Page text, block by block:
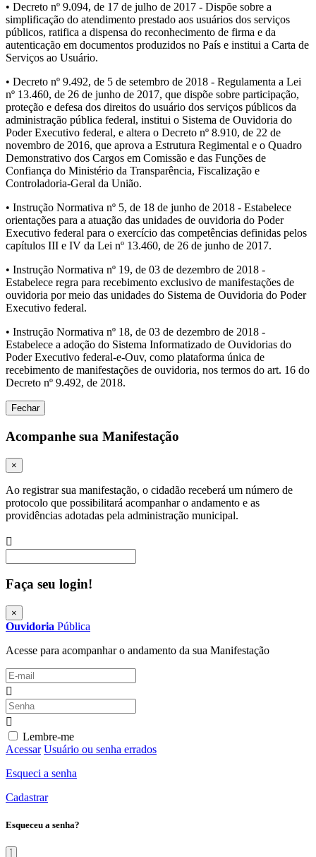
• Decreto nº 9.094, de 17 de julho de 2017 - Dispõe sobre a
simplificação do atendimento prestado aos usuários dos serviços
públicos, ratifica a dispensa do reconhecimento de firma e da
autenticação em documentos produzidos no País e institui a Carta de
Serviços ao Usuário.
• Decreto nº 9.492, de 5 de setembro de 2018 - Regulamenta a Lei
nº 13.460, de 26 de junho de 2017, que dispõe sobre participação,
proteção e defesa dos direitos do usuário dos serviços públicos da
administração pública federal, institui o Sistema de Ouvidoria do
Poder Executivo federal, e altera o Decreto nº 8.910, de 22 de
novembro de 2016, que aprova a Estrutura Regimental e o Quadro
Demonstrativo dos Cargos em Comissão e das Funções de
Confiança do Ministério da Transparência, Fiscalização e
Controladoria-Geral da União.
• Instrução Normativa nº 5, de 18 de junho de 2018 - Estabelece
orientações para a atuação das unidades de ouvidoria do Poder
Executivo federal para o exercício das competências definidas pelos
capítulos III e IV da Lei nº 13.460, de 26 de junho de 2017.
• Instrução Normativa nº 19, de 03 de dezembro de 2018 -
Estabelece regra para recebimento exclusivo de manifestações de
ouvidoria por meio das unidades do Sistema de Ouvidoria do Poder
Executivo federal.
• Instrução Normativa nº 18, de 03 de dezembro de 2018 -
Estabelece a adoção do Sistema Informatizado de Ouvidorias do
Poder Executivo federal-e-Ouv, como plataforma única de
recebimento de manifestações de ouvidoria, nos termos do art. 16 do
Decreto nº 9.492, de 2018.
Fechar
Acompanhe sua Manifestação
×
Ao registrar sua manifestação, o cidadão receberá um número de
protocolo que possibilitará acompanhar o andamento e as
providências adotadas pela administração municipal.
Faça seu login!
×
Ouvidoria Pública
Acesse para acompanhar o andamento da sua Manifestação
Lembre-me
Acessar Usuário ou senha errados
Esqueci a senha
Cadastrar
Esqueceu a senha?